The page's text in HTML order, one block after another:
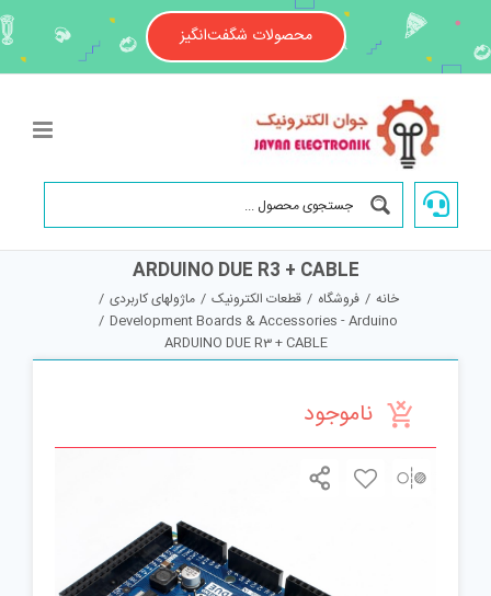
content
محصولات شگفت‌انگیز
ARDUINO DUE R3 + CABLE
خانه / فروشگاه / قطعات الکترونیک / ماژولهای کاربردی /
Development Boards & Accessories - Arduino
/
ARDUINO DUE R3 + CABLE
ناموجود